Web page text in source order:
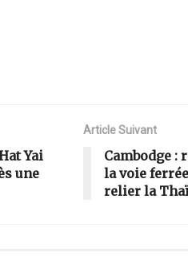
Yai
une
Article Suivant
Cambodge :
la voie
relier la